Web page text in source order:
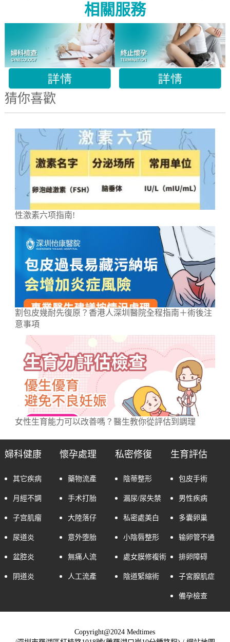
相關服務
猜你喜歡
性激素六项指南!
割包皮幾耐先復原？香港人深圳醫院全程指南＋術後注
意事項
女性生育能力可以改善嗎？醫生教你從評估到調理
婦科健康
其它疾病
月經不調
子宫肌瘤
尿道炎
盆腔炎
阴道炎
懷孕處理
藥物流產
手术打胎
大陸落仔
意外堕胎
無痛人流
人工流產
私密修復
陰蒂整形
漏尿/尿失禁
私密處美白
小陰唇整形
處女膜修複術
陰道緊縮術
生育評估
包皮手術
男性疾病
多囊卵巢
输卵管不通
排卵障碍
子宮腺肌症
備孕檢查
Copyright@2024 Medtimes